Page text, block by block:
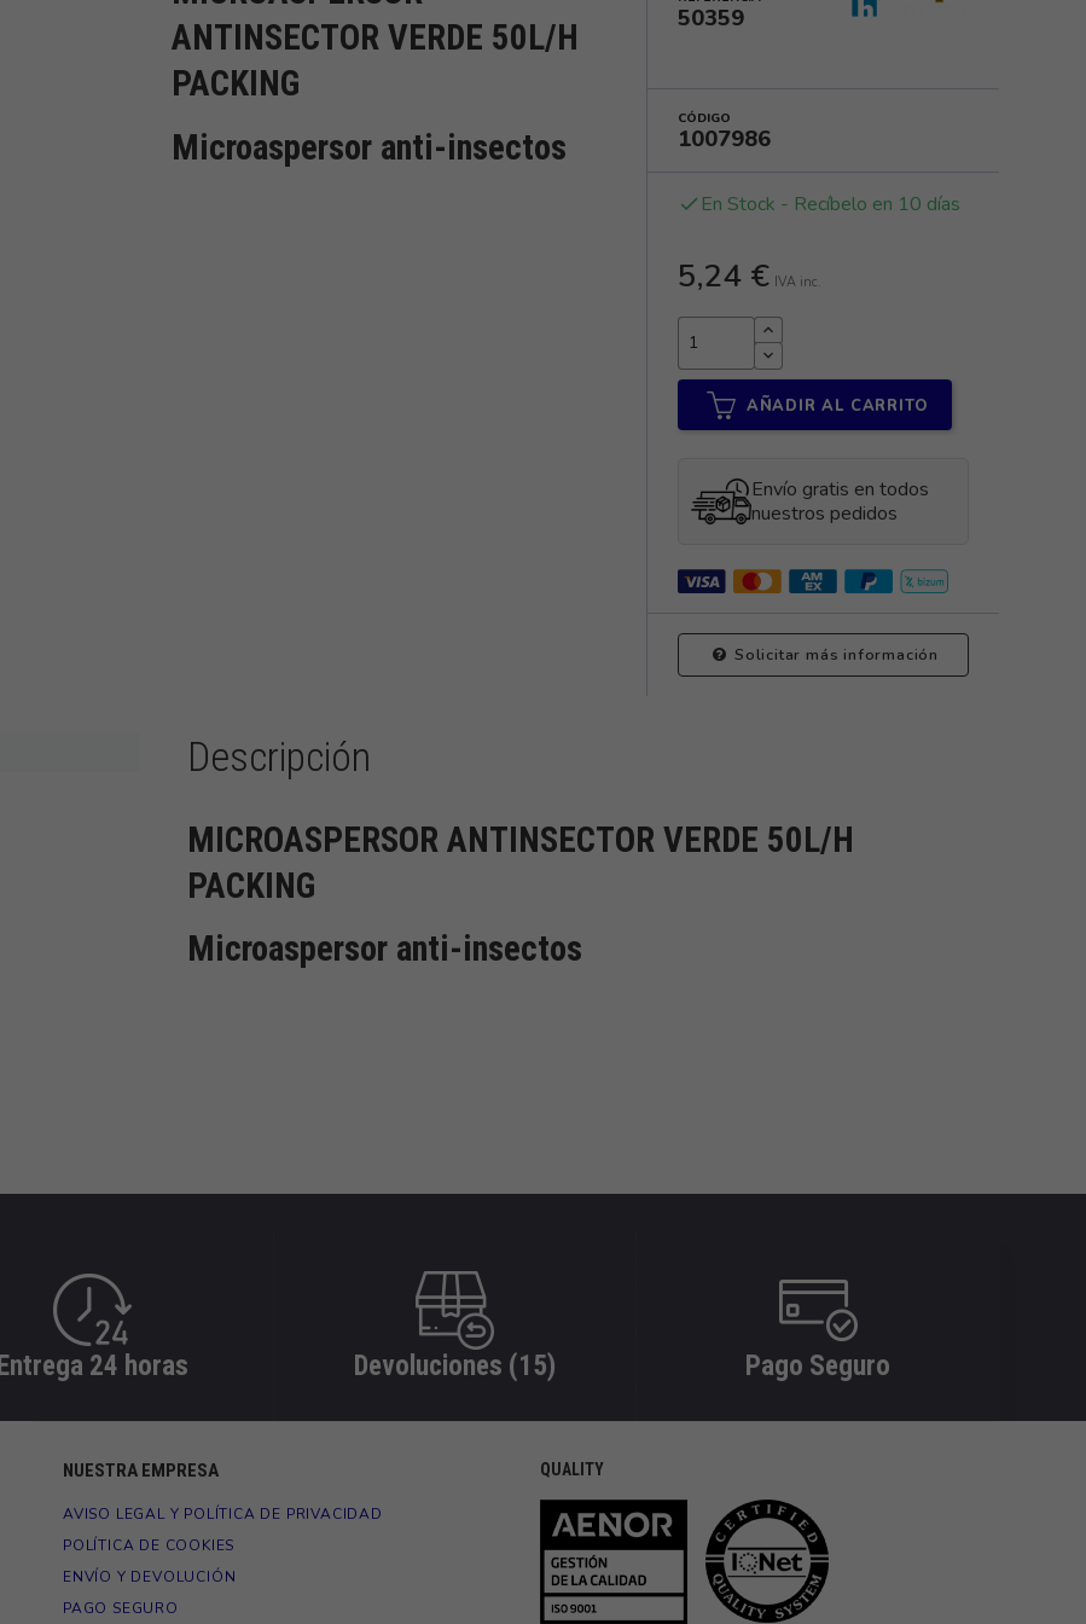
ANTINSECTOR VERDE 50L/H
PACKING
Microaspersor anti-insectos
50359
CÓDIGO
1007986
done En Stock - Recíbelo en 10 días
5,24 € IVA inc.
AÑADIR AL CARRITO
Envío gratis en todos
nuestros pedidos
Solicitar más información
Descripción
MICROASPERSOR ANTINSECTOR VERDE 50L/H
PACKING
Microaspersor anti-insectos
Entrega 24 horas Devoluciones (15) Pago Seguro
NUESTRA EMPRESA
AVISO LEGAL Y POLÍTICA DE PRIVACIDAD
POLÍTICA DE COOKIES
ENVÍO Y DEVOLUCIÓN
PAGO SEGURO
QUALITY